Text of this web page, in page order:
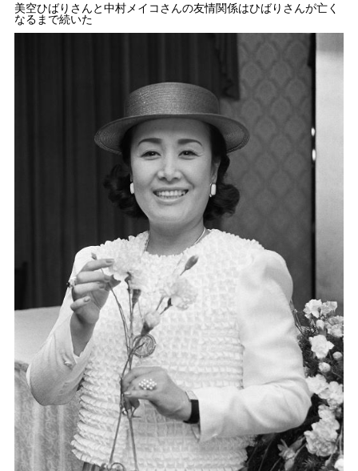
美空ひばりさんと中村メイコさんの友情関係はひばりさんが亡く
なるまで続いた